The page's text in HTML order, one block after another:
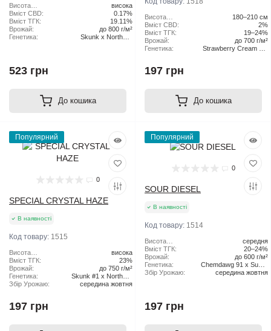
Висота
рослини:
висока
Вміст CBD:
0.17%
Вміст ТГК:
19.11%
Врожай:
до 800 г/м²
Генетика:
Skunk x Northern
523 грн
До кошика
Висота
рослини:
180–210 см
Вміст CBD:
2%
Вміст ТГК:
19–24%
Врожай:
до 700 г/м²
Генетика:
Strawberry Cream Pie
197 грн
До кошика
Популярний
0
SPECIAL CRYSTAL HAZE
В наявності
Код товару: 1515
Висота
рослини:
висока
Вміст ТГК:
23%
Врожай:
до 750 г/м²
Генетика:
Skunk #1 x Northern
Lights x Haze
Збір Урожаю: середина жовтня
197 грн
Популярний
0
SOUR DIESEL
В наявності
Код товару: 1514
Висота
рослини:
середня
Вміст ТГК:
20–24%
Врожай:
до 600 г/м²
Генетика:
Chemdawg 91 x Super
Skunk
Збір Урожаю: середина жовтня
197 грн